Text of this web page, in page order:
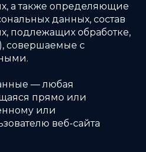
а также определяющие
данных, состав
подлежащих обработке,
совершаемые с
— любая
прямо или
или
веб-сайта